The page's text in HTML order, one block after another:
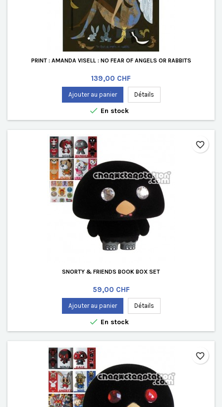
PRINT : AMANDA VISELL : NO FEAR OF ANGELS OR RABBITS
Prix
139,00 CHF
Ajouter au panier Détails
 En stock
SNORTY & FRIENDS BOOK BOX SET
Prix
59,00 CHF
Ajouter au panier Détails
 En stock
favorite_border
favorite_border